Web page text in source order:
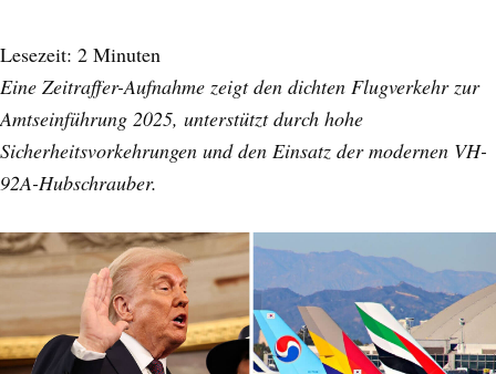
Lesezeit: 2 Minuten
Eine Zeitraffer-Aufnahme zeigt den dichten Flugverkehr zur
Amtseinführung 2025, unterstützt durch hohe
Sicherheitsvorkehrungen und den Einsatz der modernen VH-
92A-Hubschrauber.